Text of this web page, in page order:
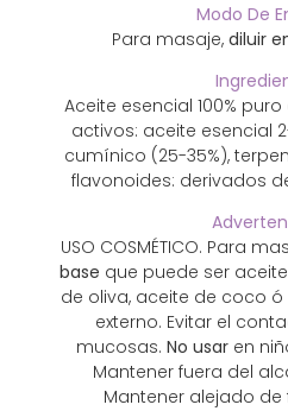
Modo De
Para masaje, diluir
Aceite esencial 100%
activos: aceite esencial
cumínico (25-35%),
flavonoides: derivados
USO COSMÉTICO. Para
base que puede ser
de oliva, aceite de coco
externo. Evitar el
mucosas. No usar en
Mantener fuera del
Mantener alejado de